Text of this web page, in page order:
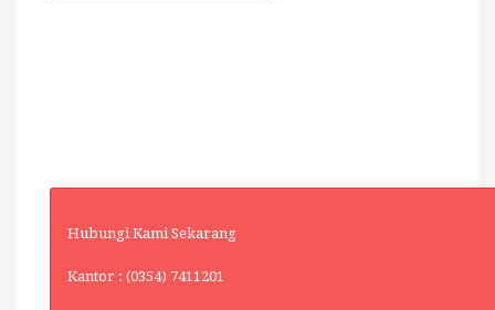
Hubungi Kami Sekarang
Kantor : (0354) 7411201